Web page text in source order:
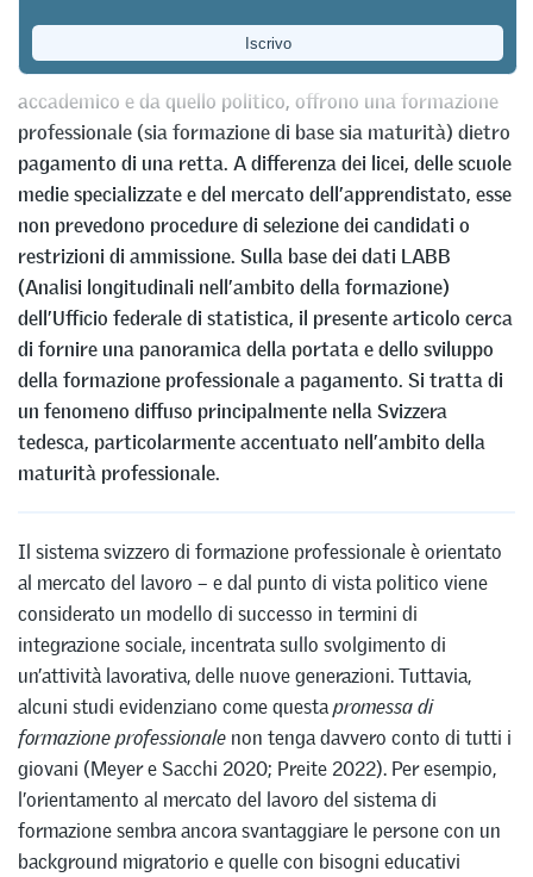
Luca Preite
Le scuole private, ampiamente ignorate dal mondo
accademico e da quello politico, offrono una formazione
professionale (sia formazione di base sia maturità) dietro
pagamento di una retta. A differenza dei licei, delle scuole
medie specializzate e del mercato dell’apprendistato, esse
non prevedono procedure di selezione dei candidati o
restrizioni di ammissione. Sulla base dei dati LABB
(Analisi longitudinali nell’ambito della formazione)
dell’Ufficio federale di statistica, il presente articolo cerca
di fornire una panoramica della portata e dello sviluppo
della formazione professionale a pagamento. Si tratta di
un fenomeno diffuso principalmente nella Svizzera
tedesca, particolarmente accentuato nell’ambito della
maturità professionale.
Il sistema svizzero di formazione professionale è orientato
al mercato del lavoro – e dal punto di vista politico viene
considerato un modello di successo in termini di
integrazione sociale, incentrata sullo svolgimento di
un’attività lavorativa, delle nuove generazioni. Tuttavia,
alcuni studi evidenziano come questapromessa di
formazioneprofessionale non tenga davvero conto di tutti i
giovani (Meyer e Sacchi 2020; Preite 2022). Per esempio,
l’orientamento al mercato del lavoro del sistema di
formazione sembra ancora svantaggiare le persone con un
background migratorio e quelle con bisogni educativi